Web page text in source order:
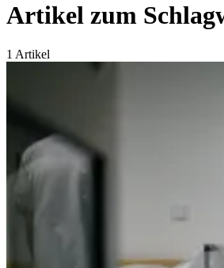
Artikel zum
1 Artikel